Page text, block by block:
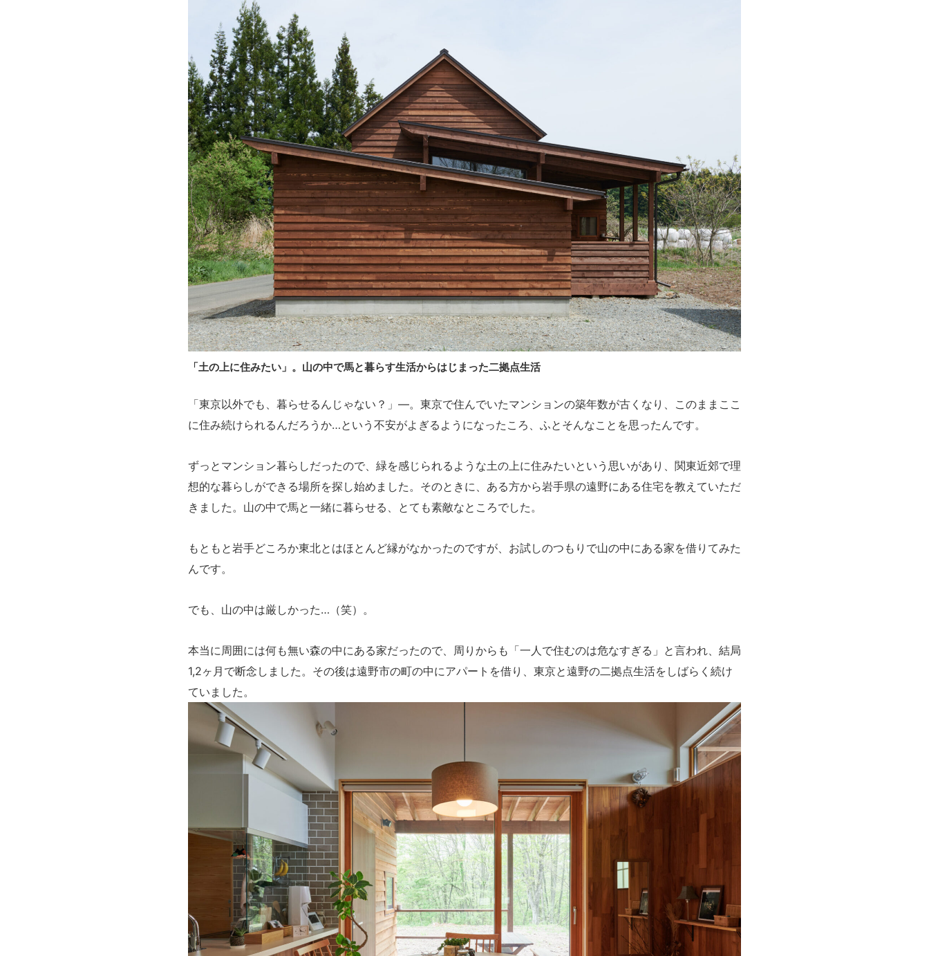
「土の上に住みたい」。山の中で馬と暮らす生活からはじまった二拠点生活
「東京以外でも、暮らせるんじゃない？」―。東京で住んでいたマンションの築年数が古くなり、このままここ
に住み続けられるんだろうか…という不安がよぎるようになったころ、ふとそんなことを思ったんです。
ずっとマンション暮らしだったので、緑を感じられるような土の上に住みたいという思いがあり、関東近郊で理
想的な暮らしができる場所を探し始めました。そのときに、ある方から岩手県の遠野にある住宅を教えていただ
きました。山の中で馬と一緒に暮らせる、とても素敵なところでした。
もともと岩手どころか東北とはほとんど縁がなかったのですが、お試しのつもりで山の中にある家を借りてみた
んです。
でも、山の中は厳しかった…（笑）。
本当に周囲には何も無い森の中にある家だったので、周りからも「一人で住むのは危なすぎる」と言われ、結局
1,2ヶ月で断念しました。その後は遠野市の町の中にアパートを借り、東京と遠野の二拠点生活をしばらく続け
ていました。